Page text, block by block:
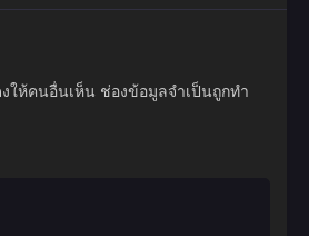
ท้ายุทธภพสุดขอบฟ้า จนกลายเป็นที่รู้จักใน
ปกครองความเป็นและความตาย แม้กระ
ให้คนอื่นเห็น ช่องข้อมูลจำเป็นถูกทำ